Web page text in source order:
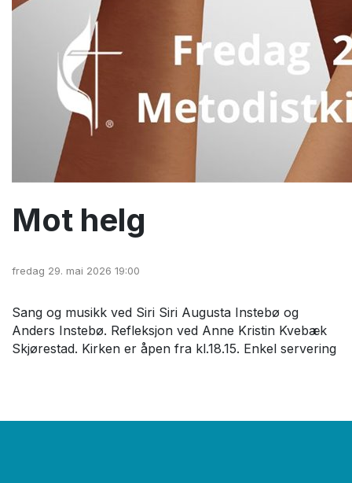
Mot helg
fredag 29. mai 2026 19:00
Sang og musikk ved Siri Siri Augusta Instebø og
Anders Instebø. Refleksjon ved Anne Kristin Kvebæk
Skjørestad. Kirken er åpen fra kl.18.15. Enkel servering